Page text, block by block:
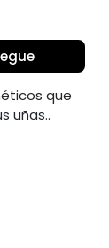
que
uñas..